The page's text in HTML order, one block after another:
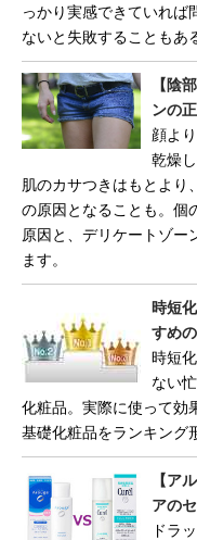
っかり実感できていれば
ないと失敗することもあ
【陰
ンの
顔よ
乾燥
肌のカサつきはもとより
の原因となることも。個
原因と、デリケートゾー
ます。
時短
すめ
時短
ない
化粧品。実際に使って効
基礎化粧品をランキン
【ア
アの
ドラ